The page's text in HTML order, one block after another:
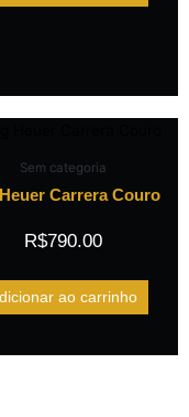
Sem categoria
Carrera Couro
R$790.00
ao carrinho